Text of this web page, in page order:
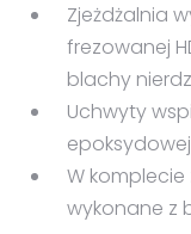
Zjeżdżalnia
frezowanej
blachy
Uchwyty
W
wykonane z